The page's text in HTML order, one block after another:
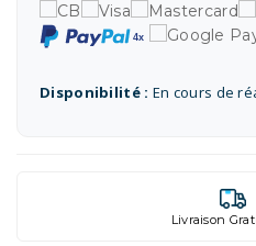
Disponibilité : En cours de
Livraison